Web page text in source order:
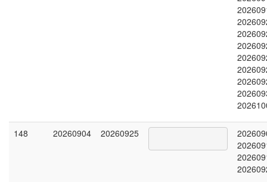
148 20260904 20260925